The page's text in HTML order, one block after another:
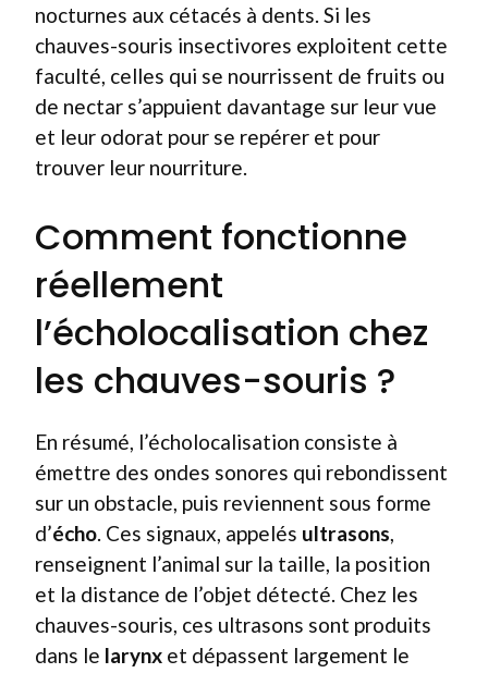
nocturnes aux cétacés à dents. Si les
chauves-souris insectivores exploitent cette
faculté, celles qui se nourrissent de fruits ou
de nectar s’appuient davantage sur leur vue
et leur odorat pour se repérer et pour
trouver leur nourriture.
Comment fonctionne
réellement
l’écholocalisation chez
les chauves-souris ?
En résumé, l’écholocalisation consiste à
émettre des ondes sonores qui rebondissent
sur un obstacle, puis reviennent sous forme
d’écho. Ces signaux, appelés ultrasons,
renseignent l’animal sur la taille, la position
et la distance de l’objet détecté. Chez les
chauves-souris, ces ultrasons sont produits
dans le larynx et dépassent largement le